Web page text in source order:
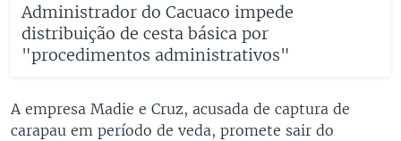
Administrador do Cacuaco impede
distribuição de cesta básica por
"procedimentos administrativos"
A empresa Madie e Cruz, acusada de captura de
carapau em período de veda, promete sair do